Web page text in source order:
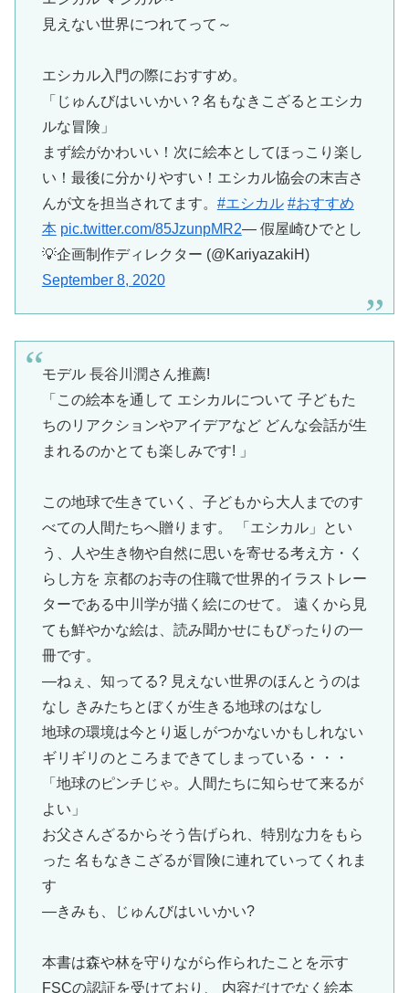
見えない世界につれてって～
エシカル入門の際におすすめ。
「じゅんびはいいかい？名もなきこざるとエシカ
ルな冒険」
まず絵がかわいい！次に絵本としてほっこり楽し
い！最後に分かりやすい！エシカル協会の末吉さ
んが文を担当されてます。 #エシカル #おすすめ
本 pic.twitter.com/85JzunpMR2— 假屋崎ひでとし
💡企画制作ディレクター (@KariyazakiH)
September 8, 2020
モデル 長谷川潤さん推薦!
「この絵本を通して エシカルについて 子どもた
ちのリアクションやアイデアなど どんな会話が生
まれるのかとても楽しみです! 」
この地球で生きていく、子どもから大人までのす
べての人間たちへ贈ります。 「エシカル」とい
う、人や生き物や自然に思いを寄せる考え方・く
らし方を 京都のお寺の住職で世界的イラストレー
ターである中川学が描く絵にのせて。 遠くから見
ても鮮やかな絵は、読み聞かせにもぴったりの一
冊です。
―ねぇ、知ってる? 見えない世界のほんとうのは
なし きみたちとぼくが生きる地球のはなし
地球の環境は今とり返しがつかないかもしれない
ギリギリのところまできてしまっている・・・
「地球のピンチじゃ。人間たちに知らせて来るが
よい」
お父さんざるからそう告げられ、特別な力をもら
った 名もなきこざるが冒険に連れていってくれま
す
―きみも、じゅんびはいいかい?
本書は森や林を守りながら作られたことを示す
FSCの認証を受けており、 内容だけでなく絵本